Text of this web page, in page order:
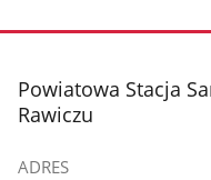
stopka
Powiatowa Stacja
Rawiczu
ADRES